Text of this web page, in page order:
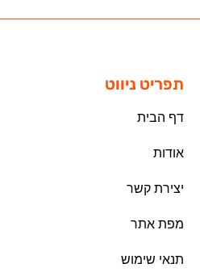
תפריט ניווט
דף הבית
אודות
יצירת קשר
מפת אתר
תנאי שימוש